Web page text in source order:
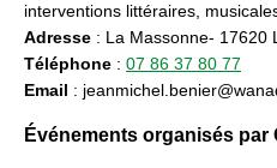
interventions littéraires,
Adresse : La Massonne- 17620
Téléphone : 07 86 37 80 77
Email :
Événements organisés